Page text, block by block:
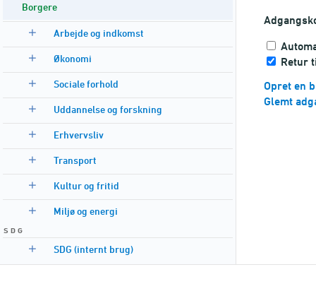
Borgere
Arbejde og indkomst
Økonomi
Sociale forhold
Uddannelse og forskning
Erhvervsliv
Transport
Kultur og fritid
Miljø og energi
S D G
SDG (internt brug)
Retur
Opret en
Glemt